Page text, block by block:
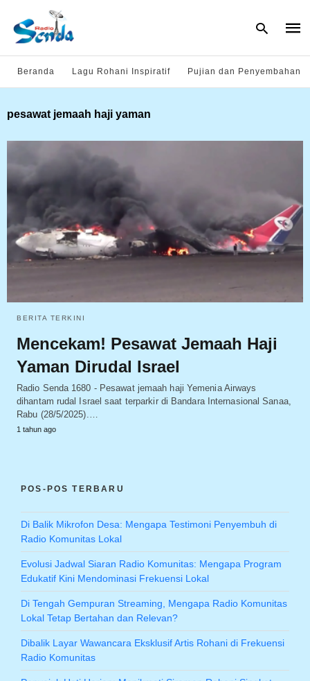
Beranda Lagu Rohani Inspiratif Pujian dan Penyembahan
pesawat jemaah haji yaman
BERITA TERKINI
Mencekam! Pesawat Jemaah Haji
Yaman Dirudal Israel
Radio Senda 1680 - Pesawat jemaah haji Yemenia Airways
dihantam rudal Israel saat terparkir di Bandara Internasional Sanaa,
Rabu (28/5/2025).…
1 tahun ago
POS-POS TERBARU
Di Balik Mikrofon Desa: Mengapa Testimoni Penyembuh di
Radio Komunitas Lokal
Evolusi Jadwal Siaran Radio Komunitas: Mengapa Program
Edukatif Kini Mendominasi Frekuensi Lokal
Di Tengah Gempuran Streaming, Mengapa Radio Komunitas
Lokal Tetap Bertahan dan Relevan?
Dibalik Layar Wawancara Eksklusif Artis Rohani di Frekuensi
Radio Komunitas